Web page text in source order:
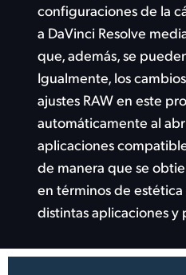
configuraciones de la
a DaVinci Resolve
que, además, se
Igualmente, los
ajustes RAW en este
automáticamente al
aplicaciones
de manera que se
en términos de
distintasaplicaciones y